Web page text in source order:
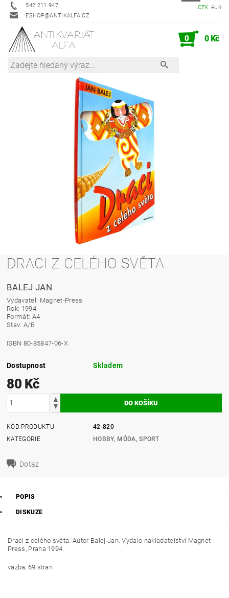
542 211 947
ESHOP@ANTIKALFA.CZ
CZK EUR
0 0 Kč
DRACI Z CELÉHO SVĚTA
BALEJ JAN
Vydavatel: Magnet-Press
Rok: 1994
Formát: A4
Stav: A/B
ISBN 80-85847-06-X
Dostupnost Skladem
80 Kč
KÓD PRODUKTU
42-820
KATEGORIE
HOBBY, MÓDA, SPORT
Dotaz
POPIS
DISKUZE
Draci z celého světa. Autor Balej Jan. Vydalo nakladatelství Magnet-
Press, Praha 1994.
vazba, 69 stran